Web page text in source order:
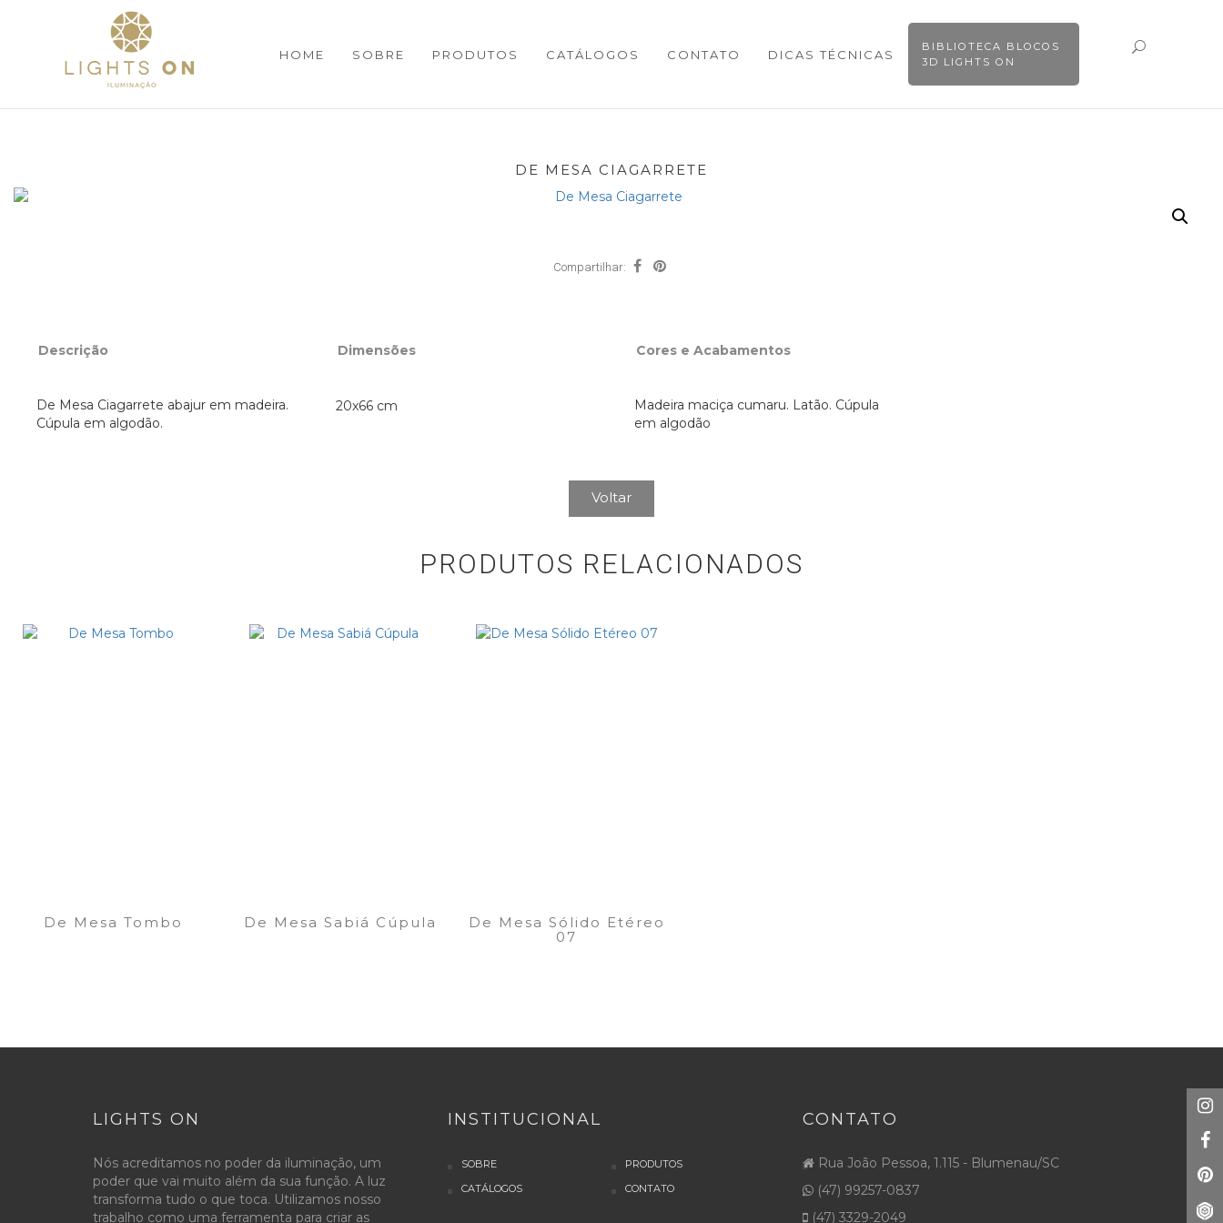
HOME SOBRE PRODUTOS CATÁLOGOS CONTATO DICAS TÉCNICAS
BIBLIOTECA BLOCOS
3D LIGHTS ON
DE MESA CIAGARRETE
Compartilhar:
Descrição Dimensões Cores e Acabamentos
De Mesa Ciagarrete abajur em madeira.
Cúpula em algodão.
20x66 cm
Madeira maciça cumaru. Latão. Cúpula
em algodão
Voltar
PRODUTOS RELACIONADOS
De Mesa Tombo De Mesa Sabiá Cúpula
De Mesa Sólido Etéreo
07
LIGHTS ON
Nós acreditamos no poder da iluminação, um
poder que vai muito além da sua função. A luz
transforma tudo o que toca. Utilizamos nosso
trabalho como uma ferramenta para criar as
INSTITUCIONAL
SOBRE
PRODUTOS
CATÁLOGOS
CONTATO
CONTATO
Rua João Pessoa, 1.115 - Blumenau/SC
(47) 99257-0837
(47) 3329-2049